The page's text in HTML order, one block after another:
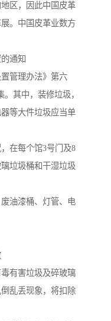
区，因此中国皮革
。中国皮革业数方
通知
管理办法》第六
其中，装修垃圾，
等大件垃圾应当单
在每个馆3号门及8
垃圾桶和干湿垃圾
油漆桶、灯管、电
有害垃圾及碎玻璃
乱丢现象，将扣除